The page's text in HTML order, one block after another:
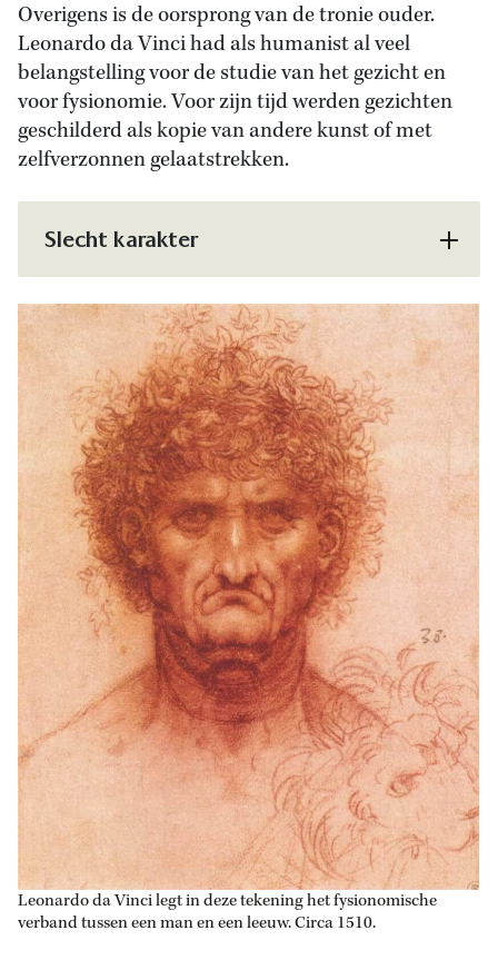
Overigens is de oorsprong van de tronie ouder.
Leonardo da Vinci had als humanist al veel
belangstelling voor de studie van het gezicht en
voor fysionomie. Voor zijn tijd werden gezichten
geschilderd als kopie van andere kunst of met
zelfverzonnen gelaatstrekken.
Slecht karakter
Leonardo da Vinci legt in deze tekening het fysionomische
verband tussen een man en een leeuw. Circa 1510.